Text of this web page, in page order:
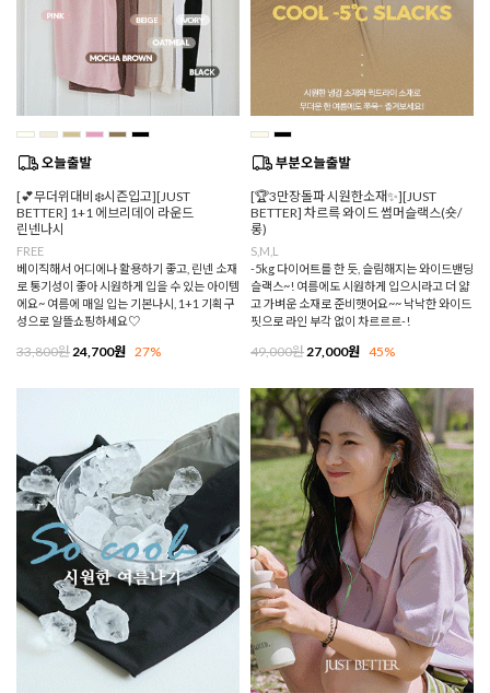
[💕무더위대비❄️시즌입고][JUST
BETTER] 1+1 에브리데이 라운드
린넨나시
FREE
베이직해서 어디에나 활용하기 좋고, 린넨 소재
로 통기성이 좋아 시원하게 입을 수 있는 아이템
에요~ 여름에 매일 입는 기본나시, 1+1 기획구
성으로 알뜰쇼핑하세요♡
33,800원24,700원 27%
[🏆3만장돌파 시원한소재✨][JUST
BETTER] 차르륵 와이드 썸머슬랙스(숏/
롱)
S,M,L
-5kg 다이어트를 한 듯, 슬림해지는 와이드밴딩
슬랙스~! 여름에도 시원하게 입으시라고 더 얇
고 가벼운 소재로 준비햇어요~~ 낙낙한 와이드
핏으로 라인 부각 없이 차르르르-!
49,000원27,000원 45%